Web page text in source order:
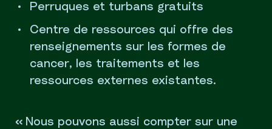
Perruques et turbans gratuits
Centre de ressources qui offre des
renseignements sur les formes de
cancer, les traitements et les
ressources externes existantes.
« Nous pouvons aussi compter sur une